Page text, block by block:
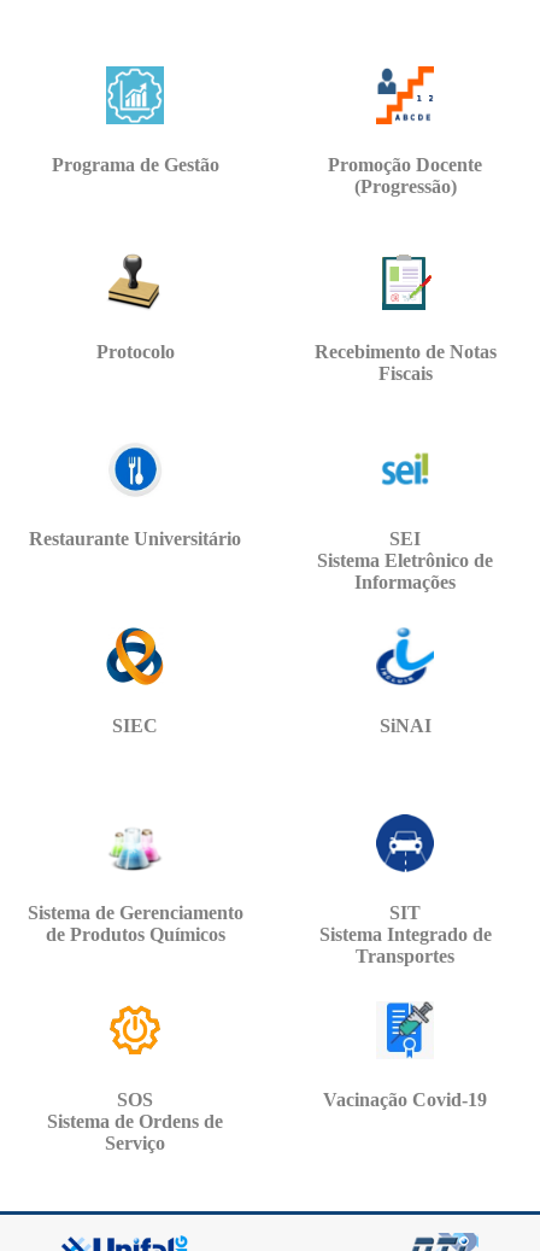
Programa de Gestão
Promoção Docente
(Progressão)
Protocolo
Recebimento de Notas
Fiscais
Restaurante Universitário
SEI
Sistema Eletrônico de
Informações
SIEC SiNAI
Sistema de Gerenciamento
de Produtos Químicos
SIT
Sistema Integrado de
Transportes
SOS
Sistema de Ordens de
Serviço
Vacinação Covid-19